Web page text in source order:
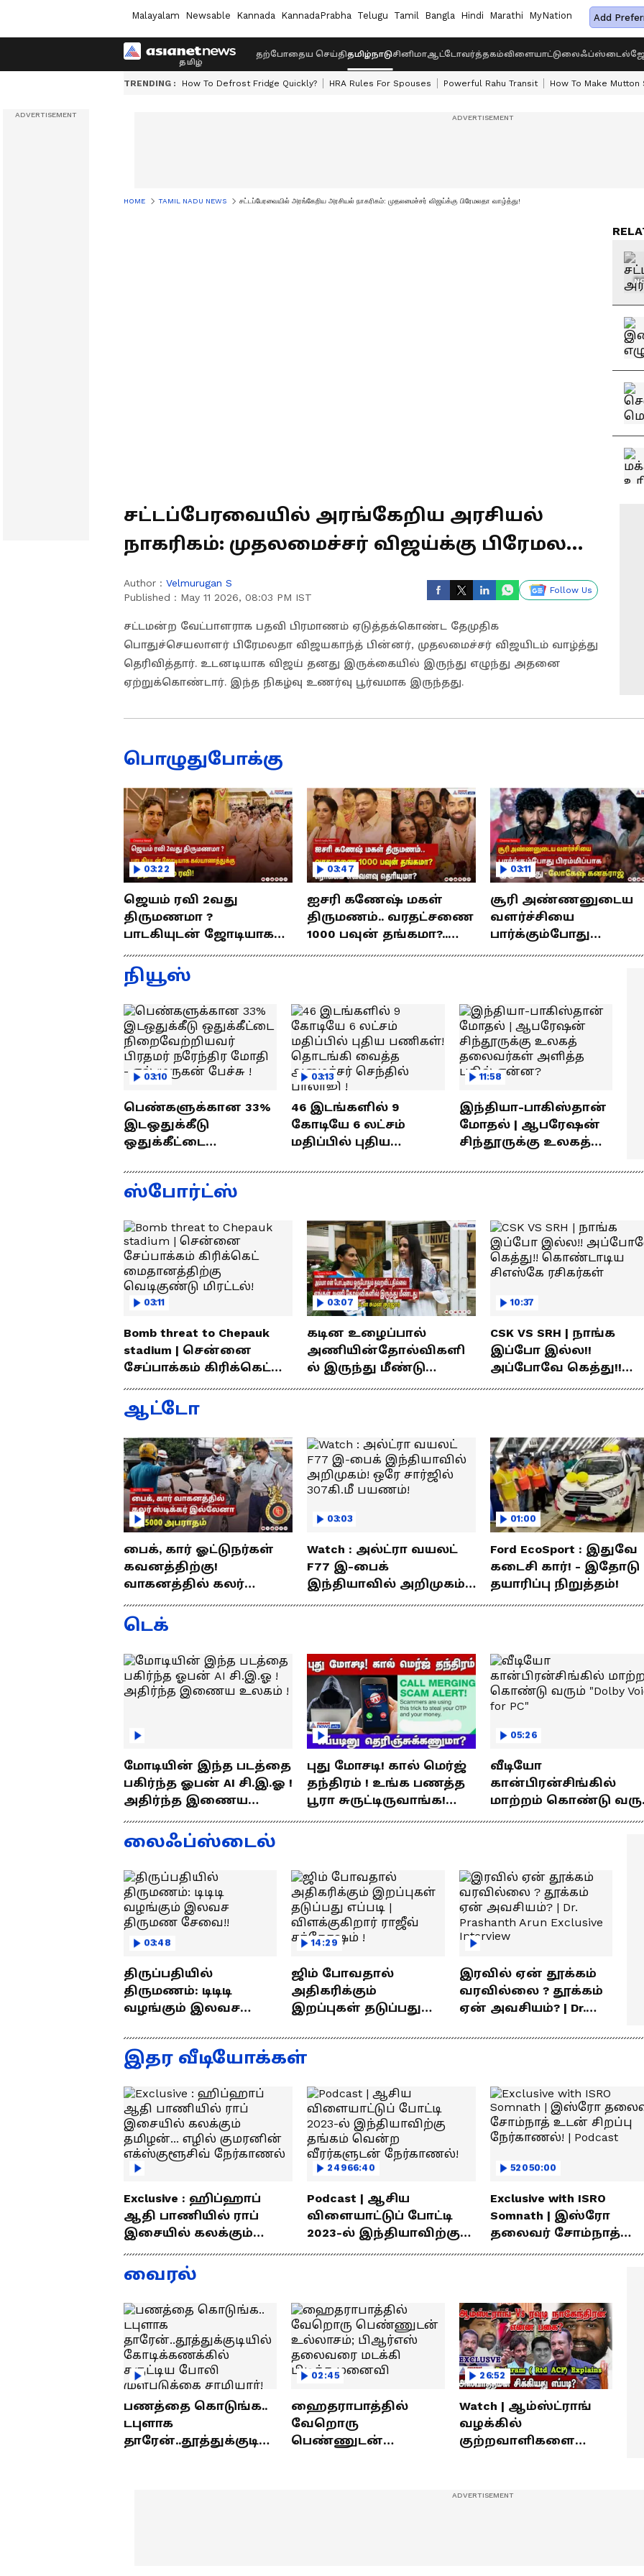
Malayalam Newsable Kannada KannadaPrabha Telugu Tamil Bangla Hindi Marathi MyNation Add
தற்போதைய செய்திதமிழ்நாடுசினிமாஆட்டோவர்த்தகம்விளையாட்டுலைஃப்ஸ்டைல்
TRENDING : How To Defrost Fridge Quickly? HRA Rules For Spouses Powerful Rahu Transit How To Make Mutton
HOME TAMIL NADU NEWS சட்டப்பேரவையில் அரங்கேறிய அரசியல் நாகரிகம்: முதலமைச்சர் விஜய்க்கு பிரேமலதா வாழ்த்து!
சட்டப்பேரவையில் அரங்கேறிய அரசியல்
நாகரிகம்: முதலமைச்சர் விஜய்க்கு பிரேமலதா
Author : Velmurugan S
Published : May 11 2026, 08:03 PM IST
Follow Us
சட்டமன்ற வேட்பாளராக பதவி பிரமாணம் ஏடுத்தக்கொண்ட தேமுதிக
பொதுச்செயலாளர் பிரேமலதா விஜயகாந்த் பின்னர், முதலமைச்சர் விஜயிடம் வாழ்த்து
தெரிவித்தார். உடனடியாக விஜய் தனது இருக்கையில் இருந்து எழுந்து அதனை
ஏற்றுக்கொண்டார். இந்த நிகழ்வு உணர்வு பூர்வமாக இருந்தது.
பொழுதுபோக்கு
03:22
ஜெயம் ரவி 2வது
திருமணமா ?
பாடகியுடன் ஜோடியாக
கல்யாணத்துக்கு வந்த
ஜெயம் ரவி!.....வைரல்
வீடியோ !
03:47
ஐசரி கணேஷ் மகள்
திருமணம்.. வரதட்சணை
1000 பவுன் தங்கமா?..
ரொக்கம் எவ்வளவு
03:11
சூரி அண்ணனுடைய
வளர்ச்சியை
பார்க்கும்போது
பிரம்மிப்பாக
நியூஸ்
03:10
பெண்களுக்கான 33%
இடஒதுக்கீடு
ஒதுக்கீட்டை
பிரதமர் நரேந்திர
மோதி - எல்.முருகன்
03:13
46 இடங்களில் 9
கோடியே 6 லட்சம்
மதிப்பில் புதிய
வைத்த அமைச்சர்
11:58
இந்தியா-பாகிஸ்தான்
மோதல் | ஆபரேஷன்
சிந்தூருக்கு உலகத்
பதில் என்ன?
ஸ்போர்ட்ஸ்
03:11
Bomb threat to Chepauk
stadium | சென்னை
சேப்பாக்கம் கிரிக்கெட்
வெடிகுண்டு மிரட்டல்!
03:07
கடின உழைப்பால்
அணியின்தோல்விகளி
ல் இருந்து மீண்டு
10:37
CSK VS SRH | நாங்க
இப்போ இல்ல!!
அப்போவே கெத்து!!
ஆட்டோ
பைக், கார் ஓட்டுநர்கள்
கவனத்திற்கு!
வாகனத்தில் கலர்
ஸ்டிக்கர் இல்லேனா
ரூ.5000 அபராதம் !
03:03
Watch : அல்ட்ரா வயலட்
F77 இ-பைக்
இந்தியாவில் அறிமுகம்!
ஒரே சார்ஜில் 307கி.மீ
01:00
Ford EcoSport : இதுவே
கடைசி கார்! - இதோடு
தயாரிப்பு நிறுத்தம்!
டெக்
மோடியின் இந்த படத்தை
பகிர்ந்த ஓபன் AI சி.இ.ஓ !
அதிர்ந்த இணைய
உலகம் !
புது மோசடி! கால் மெர்ஜ்
தந்திரம் ! உங்க பணத்த
பூரா சுருட்டிருவாங்க!
எப்படினு
05:26
வீடியோ
கான்பிரன்சிங்கில்
மாற்றம் கொண்டு
"Dolby Voice for PC"
லைஃப்ஸ்டைல்
03:48
திருப்பதியில்
திருமணம்: டிடிடி
வழங்கும் இலவச
14:29
ஜிம் போவதால்
அதிகரிக்கும்
இறப்புகள் தடுப்பது
ராஜீவ் சந்தோஷம் !
இரவில் ஏன் தூக்கம்
வரவில்லை ? தூக்கம்
ஏன் அவசியம்? | Dr.
Interview
இதர வீடியோக்கள்
Exclusive : ஹிப்ஹாப்
ஆதி பாணியில் ராப்
இசையில் கலக்கும்
தமிழன்... எழில்
குமரனின்
எக்ஸ்குளூசிவ்
நேர்காணல்
24966:40
Podcast | ஆசிய
விளையாட்டுப் போட்டி
2023-ல் இந்தியாவிற்கு
தங்கம் வென்ற
52050:00
Exclusive with ISRO
Somnath | இஸ்ரோ
தலைவர் சோம்நாத்
உடன் சிறப்பு
வைரல்
பணத்தை கொடுங்க..
டபுளாக
தாரேன்..தூத்துக்குடியி
02:45
ஹைதராபாத்தில்
வேறொரு
பெண்ணுடன்
26:52
Watch | ஆம்ஸ்ட்ராங்
வழக்கில்
குற்றவாளிகளை
Rtd ACP Interview